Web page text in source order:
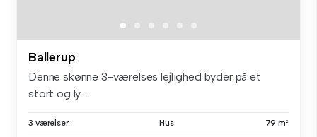
Ballerup
Denne skønne 3-værelses lejlighed byder på et
stort og ly...
3 værelser Hus 79 m²